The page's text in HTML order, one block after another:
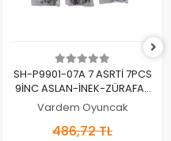
Sepete Ekle
SH-P9901-07A 7 ASRTİ 7PCS
9İNC ASLAN-İNEK-ZÜRAFA-
FİL-AT-ZEBRA(Belirtilen fiyat,
tekli satış için adet fiyatıdır.)
Vardem Oyuncak
486,72 TL